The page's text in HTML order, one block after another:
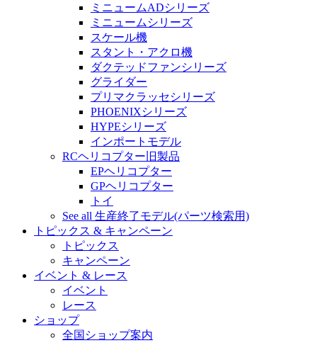
ミニュームADシリーズ
ミニュームシリーズ
スケール機
スタント・アクロ機
ダクテッドファンシリーズ
グライダー
プリマクラッセシリーズ
PHOENIXシリーズ
HYPEシリーズ
インポートモデル
RCヘリコプター旧製品
EPヘリコプター
GPヘリコプター
トイ
See all 生産終了モデル(パーツ検索用)
トピックス & キャンペーン
トピックス
キャンペーン
イベント & レース
イベント
レース
ショップ
全国ショップ案内